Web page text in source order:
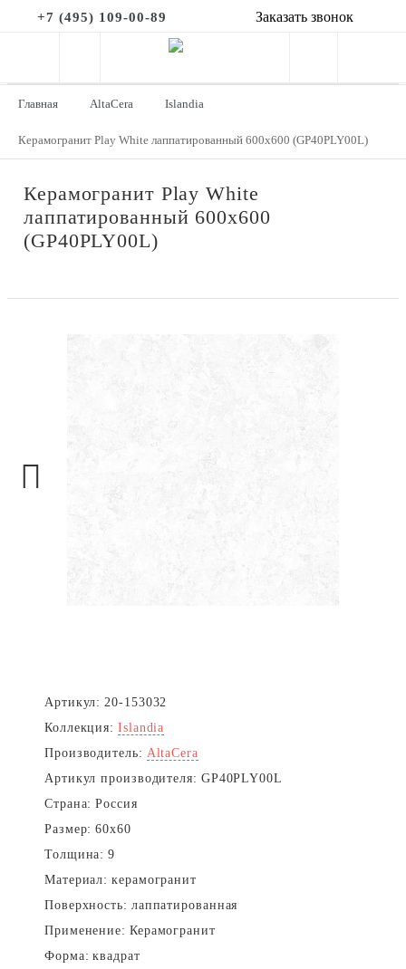
+7 (495) 109-00-89 Заказать звонок
Главная AltaCera Islandia
Керамогранит Play White лаппатированный 600x600 (GP40PLY00L)
Керамогранит Play White
лаппатированный 600x600
(GP40PLY00L)
Артикул: 20-153032
Коллекция: Islandia
Производитель: AltaCera
Артикул производителя: GP40PLY00L
Страна: Россия
Размер: 60x60
Толщина: 9
Материал: керамогранит
Поверхность: лаппатированная
Применение: Керамогранит
Форма: квадрат